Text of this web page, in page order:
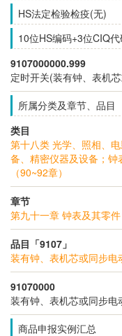
HS法定检验检疫(无)
10位HS编码+3位CIQ
9107000000.999
定时开关(装有钟、表机
所属分类及章节、品目
类目
第十八类 光学、照相、
备、精密仪器及设备；
（90~92章）
章节
第九十一章 钟表及其零件
品目「9107」
装有钟、表机芯或同步电
91070000
装有钟、表机芯或同步电
商品申报实例汇总